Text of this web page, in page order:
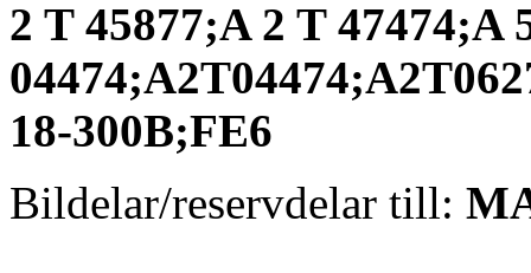
2 T 45877;A 2 T 47474;A
18-300B;FE6
Bildelar/reservdelar till: